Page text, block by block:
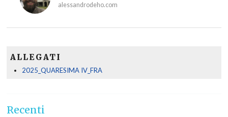
alessandrodeho.com
ALLEGATI
2025_QUARESIMA IV_FRA
Recenti